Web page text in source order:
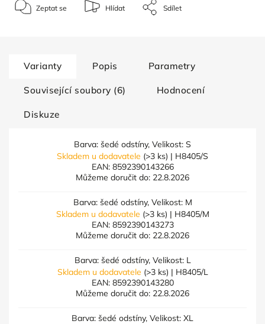
Zeptat se Hlídat Sdílet
Varianty Popis Parametry
Související soubory (6) Hodnocení
Diskuze
Barva: šedé odstíny, Velikost: S
Skladem u dodavatele (>3 ks) | H8405/S
EAN: 8592390143266
Můžeme doručit do: 22.8.2026
Barva: šedé odstíny, Velikost: M
Skladem u dodavatele (>3 ks) | H8405/M
EAN: 8592390143273
Můžeme doručit do: 22.8.2026
Barva: šedé odstíny, Velikost: L
Skladem u dodavatele (>3 ks) | H8405/L
EAN: 8592390143280
Můžeme doručit do: 22.8.2026
Barva: šedé odstíny, Velikost: XL